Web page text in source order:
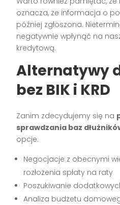
oznacza, że informacja o
później zgłoszona.
negatywnie wpłynąć na
kredytową.
Alternatywy
bez BIK i KRD
Zanim zdecydujemy się na
sprawdzania baz
opcje:
Negocjacje z obecnymi
rozłożenia spłaty na raty
Poszukiwanie
Analiza budżetu